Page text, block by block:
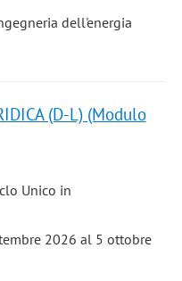
dell'energia
(D-L) (Modulo
Unico in
2026 al 5 ottobre